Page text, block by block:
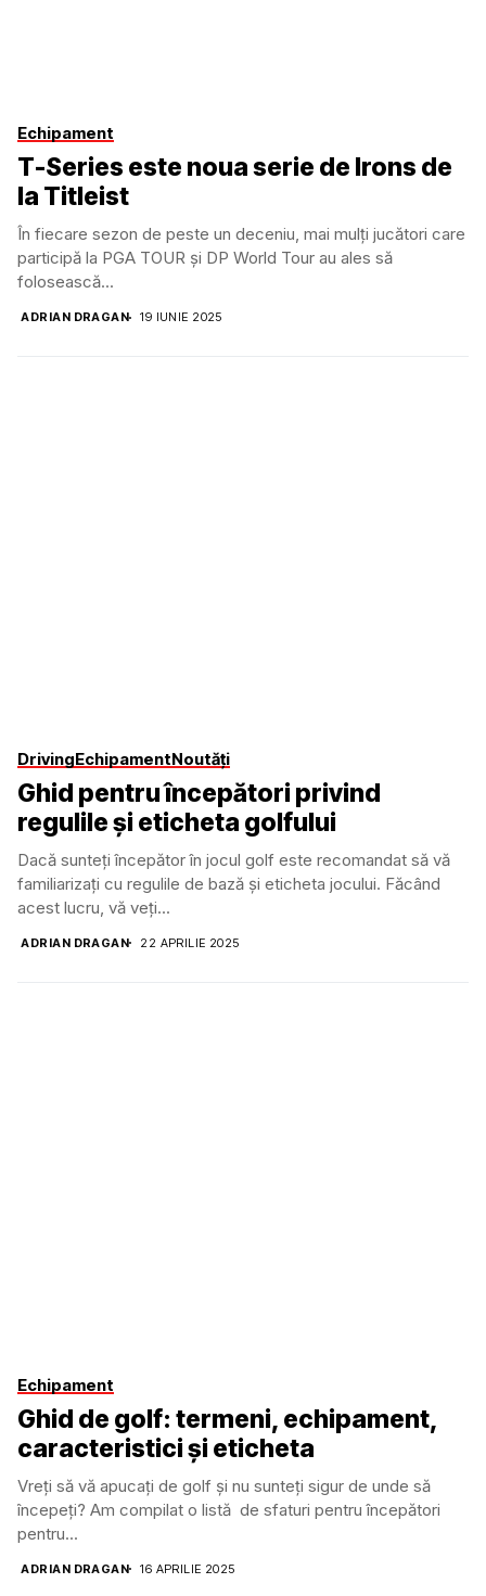
Echipament
T-Series este noua serie de Irons de
la Titleist
În fiecare sezon de peste un deceniu, mai mulți jucători care
participă la PGA TOUR și DP World Tour au ales să
folosească...
ADRIAN DRAGAN 19 IUNIE 2025
DrivingEchipamentNoutăți
Ghid pentru începători privind
regulile și eticheta golfului
Dacă sunteți începător în jocul golf este recomandat să vă
familiarizați cu regulile de bază și eticheta jocului. Făcând
acest lucru, vă veți...
ADRIAN DRAGAN 22 APRILIE 2025
Echipament
Ghid de golf: termeni, echipament,
caracteristici și eticheta
Vreți să vă apucați de golf și nu sunteți sigur de unde să
începeți? Am compilat o listă de sfaturi pentru începători
pentru...
ADRIAN DRAGAN 16 APRILIE 2025